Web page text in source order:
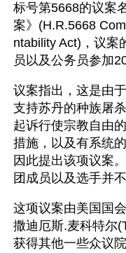
标号第5668的议案
案》(H.R.5668
ntability Act)，议案
员以及公务员参加
议案指出，这是由
支持苏丹的种族屠
起诉行使宗教自由
措施，以及有系统
因此提出该项议案
团成员以及选手并
这项议案由美国国
撒迪厄斯.麦科特尔
获得其他一些众议